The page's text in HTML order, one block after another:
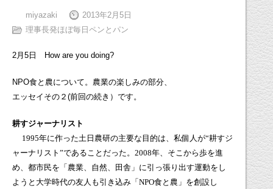
miyazaki
2013年2月5日
理事長発ほぼ毎日ペンとパン
2月5日 How are you doing?
NPO食と農について。農業の楽しみの部分、
エッセイその２(前回の続き）です。
耕すジャーナリスト
1995年に作った土日農研の主要な目的は、私個人が“耕すジ
ャーナリスト”であることだった。2008年、そこから歩を進
め、都市民を「農業、自然、田舎」に引っ張り出す運動をし
ようと大学時代の友人も引き込み「NPO食と農」を創設し